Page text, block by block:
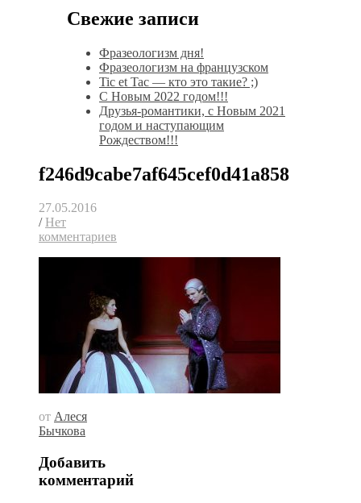
Свежие записи
Фразеологизм дня!
Фразеологизм на французском
Tic et Tac — кто это такие? ;)
С Новым 2022 годом!!!
Друзья-романтики, с Новым 2021
годом и наступающим
Рождеством!!!
f246d9cabe7af645cef0d41a858
27.05.2016
/ Нет
комментариев
от Алеся
Бычкова
Добавить
комментарий